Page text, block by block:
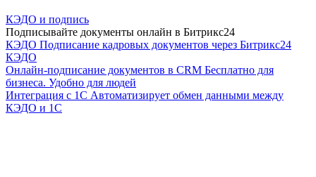
КЭДО и подпись
Подписывайте документы онлайн в Битрикс24
КЭДО Подписание кадровых документов через Битрикс24
КЭДО
Онлайн-подписание документов в CRM Бесплатно для
бизнеса. Удобно для людей
Интеграция с 1С Автоматизирует обмен данными между
КЭДО и 1С